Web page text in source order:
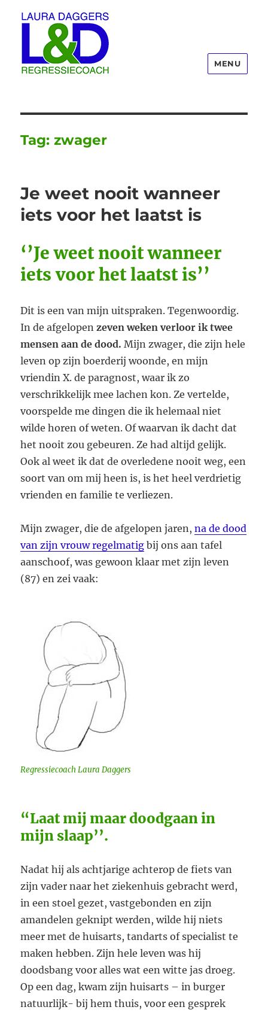
MENU
Tag:zwager
Je weet nooit wanneer
iets voor het laatst is
‘’Je weet nooit wanneer
iets voor het laatst is’’
Dit is een van mijn uitspraken. Tegenwoordig.
In de afgelopenzeven weken verloor ik twee
mensen aan de dood. Mijn zwager, die zijn hele
leven op zijn boerderij woonde, en mijn
vriendin X. de paragnost, waar ik zo
verschrikkelijk mee lachen kon. Ze vertelde,
voorspelde me dingen die ik helemaal niet
wilde horen of weten. Of waarvan ik dacht dat
het nooit zou gebeuren. Ze had altijd gelijk.
Ook al weet ik dat de overledene nooit weg, een
soort van om mij heen is, is het heel verdrietig
vrienden en familie te verliezen.
Mijn zwager, die de afgelopen jaren,na de dood
van zijn vrouw regelmatig bij ons aan tafel
aanschoof, was gewoon klaar met zijn leven
(87) en zei vaak:
Regressiecoach Laura Daggers
“Laat mij maar doodgaan in
mijn slaap’’.
Nadat hij als achtjarige achterop de fiets van
zijn vader naar het ziekenhuis gebracht werd,
in een stoel gezet, vastgebonden en zijn
amandelen geknipt werden, wilde hij niets
meer met de huisarts, tandarts of specialist te
maken hebben. Zijn hele leven was hij
doodsbang voor alles wat een witte jas droeg.
Op een dag, kwam zijn huisarts – in burger
natuurlijk- bij hem thuis, voor een gesprek